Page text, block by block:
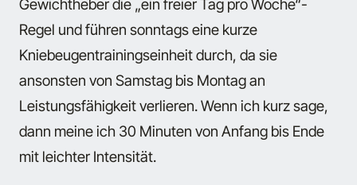
Gewichtheber die „ein freier Tag pro Woche“-
Regel und führen sonntags eine kurze
Kniebeugentrainingseinheit durch, da sie
ansonsten von Samstag bis Montag an
Leistungsfähigkeit verlieren. Wenn ich kurz sage,
dann meine ich 30 Minuten von Anfang bis Ende
mit leichter Intensität.